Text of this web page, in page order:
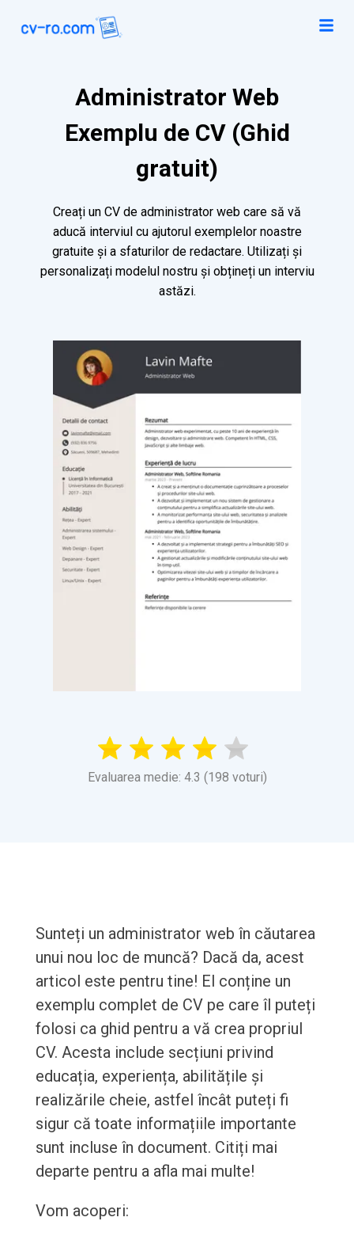
Administrator Web
Exemplu de CV (Ghid
gratuit)
Creați un CV de administrator web care să vă
aducă interviul cu ajutorul exemplelor noastre
gratuite și a sfaturilor de redactare. Utilizați și
personalizați modelul nostru și obțineți un interviu
astăzi.
Evaluarea medie: 4.3 (198 voturi)
Sunteți un administrator web în căutarea
unui nou loc de muncă? Dacă da, acest
articol este pentru tine! El conține un
exemplu complet de CV pe care îl puteți
folosi ca ghid pentru a vă crea propriul
CV. Acesta include secțiuni privind
educația, experiența, abilitățile și
realizările cheie, astfel încât puteți fi
sigur că toate informațiile importante
sunt incluse în document. Citiți mai
departe pentru a afla mai multe!
Vom acoperi: